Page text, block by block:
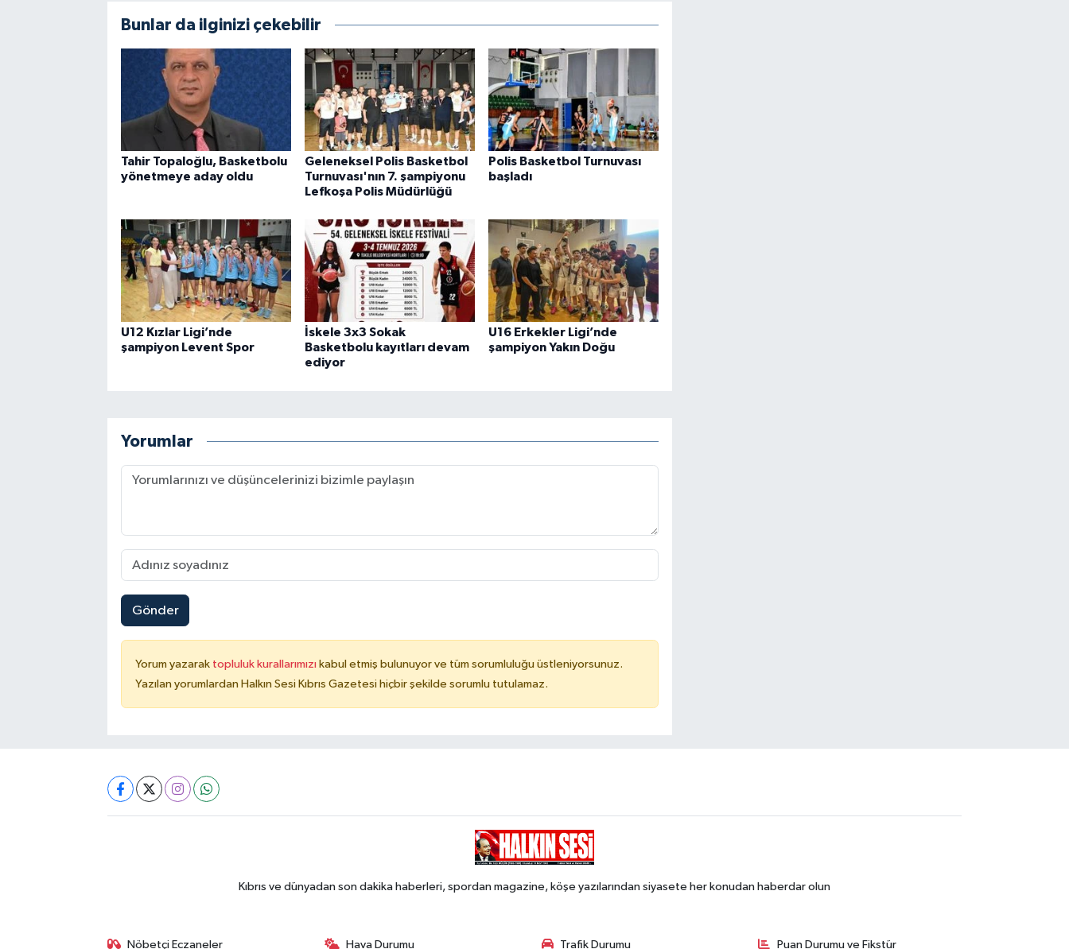
Bunlar da ilginizi çekebilir
Tahir Topaloğlu, Basketbolu
yönetmeye aday oldu
Geleneksel Polis Basketbol
Turnuvası'nın 7. şampiyonu
Lefkoşa Polis Müdürlüğü
Polis Basketbol Turnuvası
başladı
U12 Kızlar Ligi’nde
şampiyon Levent Spor
İskele 3x3 Sokak
Basketbolu kayıtları devam
ediyor
U16 Erkekler Ligi’nde
şampiyon Yakın Doğu
Yorumlar
Gönder
Yorum yazarak topluluk kurallarımızı kabul etmiş bulunuyor ve tüm sorumluluğu üstleniyorsunuz.
Yazılan yorumlardan Halkın Sesi Kıbrıs Gazetesi hiçbir şekilde sorumlu tutulamaz.
Kıbrıs ve dünyadan son dakika haberleri, spordan magazine, köşe yazılarından siyasete her konudan haberdar olun
Nöbetçi Eczaneler Hava Durumu Trafik Durumu Puan Durumu ve Fikstür